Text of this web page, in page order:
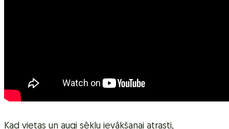
Kad vietas un augi sēklu ievākšanai atrasti,